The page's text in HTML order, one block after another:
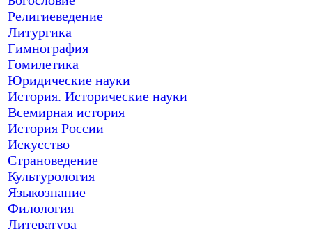
Религиеведение
Литургика
Гимнография
Гомилетика
Юридические науки
История. Исторические науки
Всемирная история
История России
Искусство
Страноведение
Культурология
Языкознание
Филология
Литература